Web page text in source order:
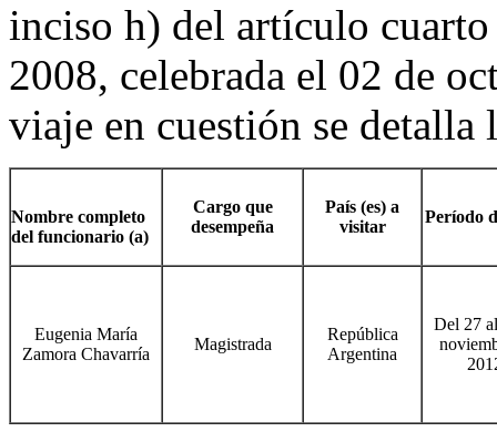
inciso h) del artículo
2008, celebrada el 02 de
viaje en cuestión se detalla
Nombre completo
del funcionario (a)
Cargo que
desempeña
País (es) a
visitar
Período
Eugenia María
Zamora Chavarría
Magistrada
República
Argentina
Del 27